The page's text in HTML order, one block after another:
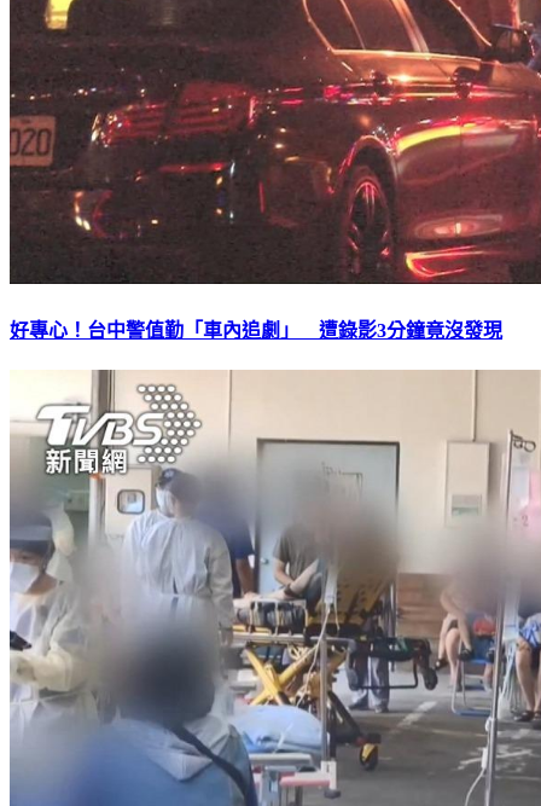
好專心！台中警值勤「車內追劇」 遭錄影3分鐘竟沒發現